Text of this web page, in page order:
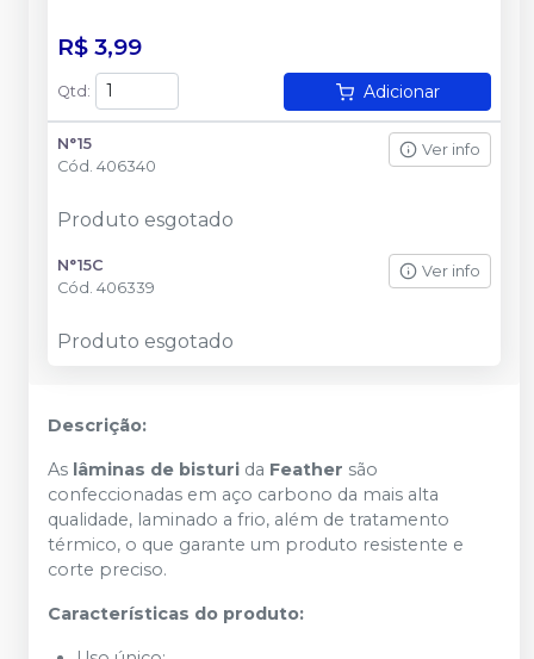
R$ 3,99
Qtd : Adicionar
N°15
Cód. 406340
Ver info
Produto esgotado
N°15C
Cód. 406339
Ver info
Produto esgotado
Descrição:
As lâminas de bisturi da Feather são
confeccionadas em aço carbono da mais alta
qualidade, laminado a frio, além de tratamento
térmico, o que garante um produto resistente e
corte preciso.
Características do produto: